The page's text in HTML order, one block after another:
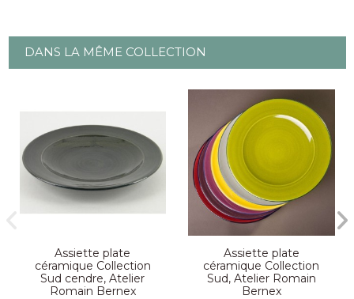
DANS LA MÊME COLLECTION
Assiette plate
céramique Collection
Sud cendre, Atelier
Romain Bernex
Assiette plate
céramique Collection
Sud, Atelier Romain
Bernex